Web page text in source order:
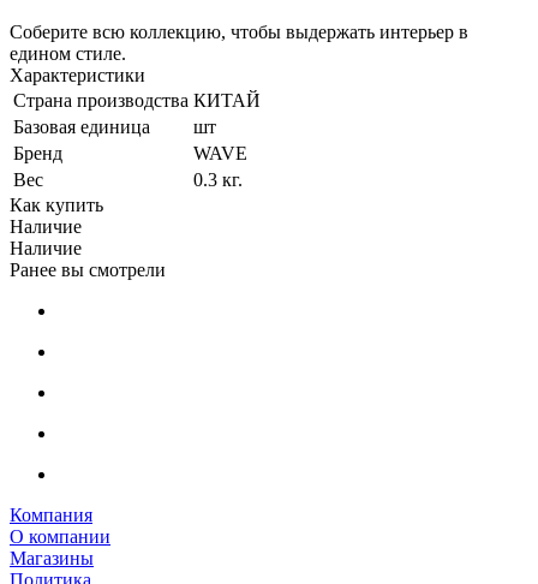
Соберите всю коллекцию, чтобы выдержать интерьер в
едином стиле.
Характеристики
Страна производства КИТАЙ
Базовая единица
шт
Бренд
WAVE
Вес
0.3 кг.
Как купить
Наличие
Наличие
Ранее вы смотрели
Компания
О компании
Магазины
Политика